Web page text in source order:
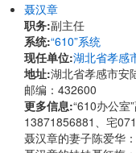
聂汉章
职务:副主任
系统:“610”系统
现任单位:湖北省孝感
地址:湖北省孝感市安
邮编：432600
更多信息:“610办公室
13871856881、宅
聂汉章的妻子陈爱华